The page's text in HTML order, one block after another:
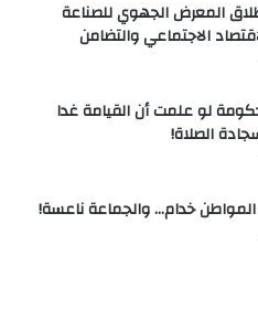
المعرض الجهوي للصناعة
الاجتماعي والتضامن
لو علمت أن القيامة غدا
الصلاة!
خدام… والجماعة ناعسة!